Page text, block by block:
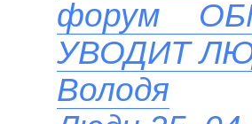
форум
УВОДИТ
Володя